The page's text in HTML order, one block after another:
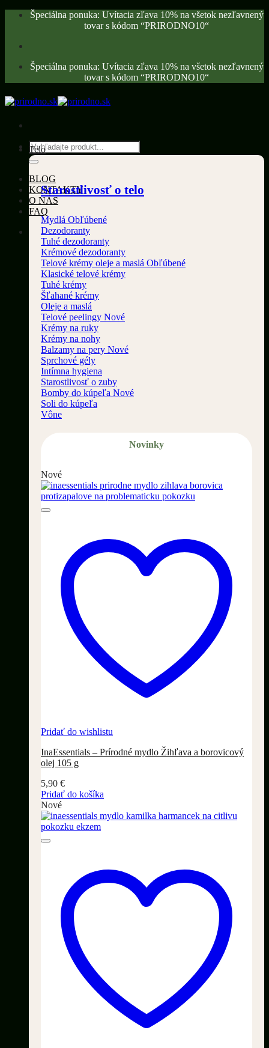
Skip
Špeciálna ponuka: Uvítacia zľava 10% na všetok nezľavnený
tovar s kódom “PRIRODNO10“
Špeciálna ponuka: Uvítacia zľava 10% na všetok nezľavnený
tovar s kódom “PRIRODNO10“
Hľadať:
BLOG
KONTAKTY
O NÁS
FAQ
Telo
Starostlivosť o telo
Mydlá
Dezodoranty
Tuhé dezodoranty
Krémové dezodoranty
Telové krémy oleje a maslá
Klasické telové krémy
Tuhé krémy
Šľahané krémy
Oleje a maslá
Telové peelingy
Krémy na ruky
Krémy na nohy
Balzamy na pery
Sprchové gély
Intímna hygiena
Starostlivosť o zuby
Bomby do kúpeľa
Soli do kúpeľa
Vône
Novinky
Nové
Pridať do wishlistu
InaEssentials – Prírodné mydlo Žihľava a borovicový
olej 105 g
5,90 €
Pridať do košíka
Nové